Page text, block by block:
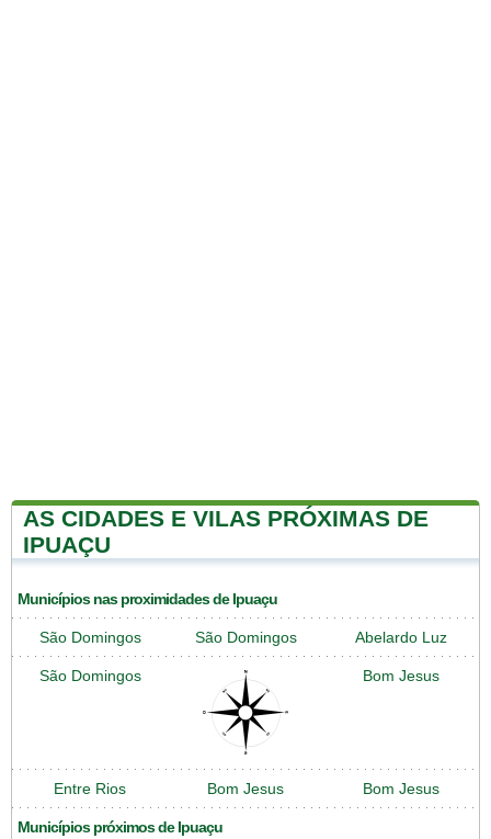
AS CIDADES E VILAS PRÓXIMAS DE
IPUAÇU
Municípios nas proximidades de Ipuaçu
São Domingos São Domingos Abelardo Luz
São Domingos Bom Jesus
Entre Rios Bom Jesus Bom Jesus
Municípios próximos de Ipuaçu